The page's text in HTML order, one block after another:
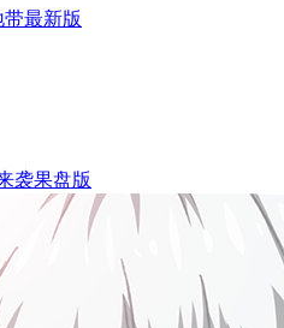
最新版
袭果盘版